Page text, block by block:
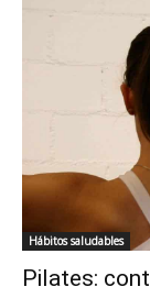
Hábitos saludables
Pilates: